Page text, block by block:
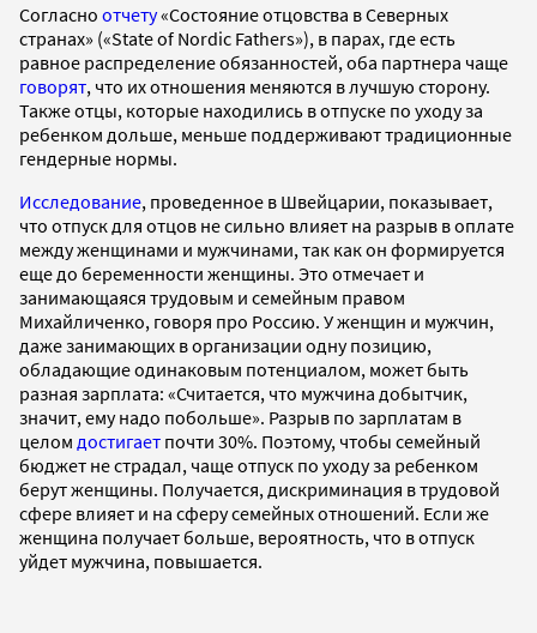
Согласно отчету«Состояние отцовства в Северных
странах» («State of Nordic Fathers»), в парах, где есть
равное распределение обязанностей, оба партнера чаще
говорят, что их отношения меняются в лучшую сторону.
Также отцы, которые находились в отпуске по уходу за
ребенком дольше, меньше поддерживают традиционные
гендерные нормы.
Исследование, проведенное в Швейцарии, показывает,
что отпуск для отцов не сильно влияет на разрыв в оплате
между женщинами и мужчинами, так как он формируется
еще до беременности женщины. Это отмечает и
занимающаяся трудовым и семейным правом
Михайличенко, говоря про Россию. У женщин и мужчин,
даже занимающих в организации одну позицию,
обладающие одинаковым потенциалом, может быть
разная зарплата: «Считается, что мужчина добытчик,
значит, ему надо побольше». Разрыв по зарплатам в
целом достигает почти 30%. Поэтому, чтобы семейный
бюджет не страдал, чаще отпуск по уходу за ребенком
берут женщины. Получается, дискриминация в трудовой
сфере влияет и на сферу семейных отношений. Если же
женщина получает больше, вероятность, что в отпуск
уйдет мужчина, повышается.